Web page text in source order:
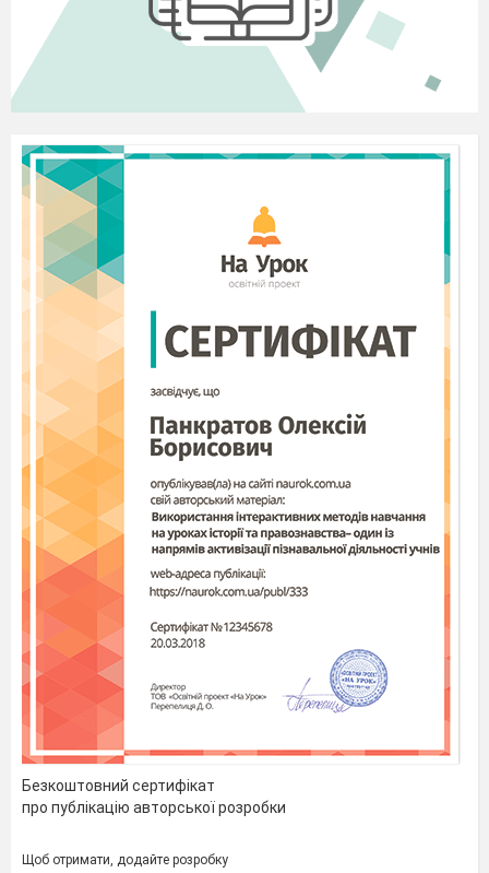
Безкоштовний сертифікат
про публікацію авторської розробки
Щоб отримати, додайте розробку